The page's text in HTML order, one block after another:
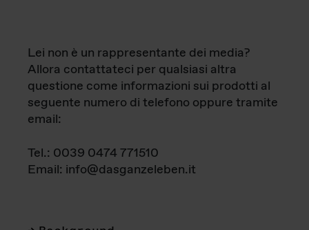
Lei non è un rappresentante dei media?
Allora contattateci per qualsiasi altra
questione come informazioni sui prodotti al
seguente numero di telefono oppure tramite
email:
Tel.: 0039 0474 771510
Email: info@dasganzeleben.it